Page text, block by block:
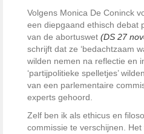
Volgens Monica De Coninck
een diepgaand ethisch debat
van de abortuswet (DS 27
schrijft dat ze ‘bedachtzaam
wilden nemen na reflectie en
‘partijpolitieke spelletjes’
van een parlementaire
experts gehoord.
Zelf ben ik als ethicus en
commissie te verschijnen.